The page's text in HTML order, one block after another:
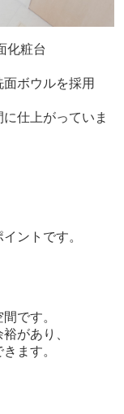
化粧台
ボウルを採用
仕上がっていま
ントです。
です。
があり、
ます。